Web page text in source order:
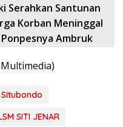
Serahkan Santunan
Korban Meninggal
Ambruk
SITI JENAR